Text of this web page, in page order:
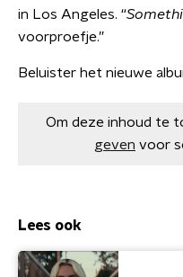
in Los Angeles. “
voorproefje.”
Beluister het nieuwe
Om deze inhoud te
geven voor
Lees ook